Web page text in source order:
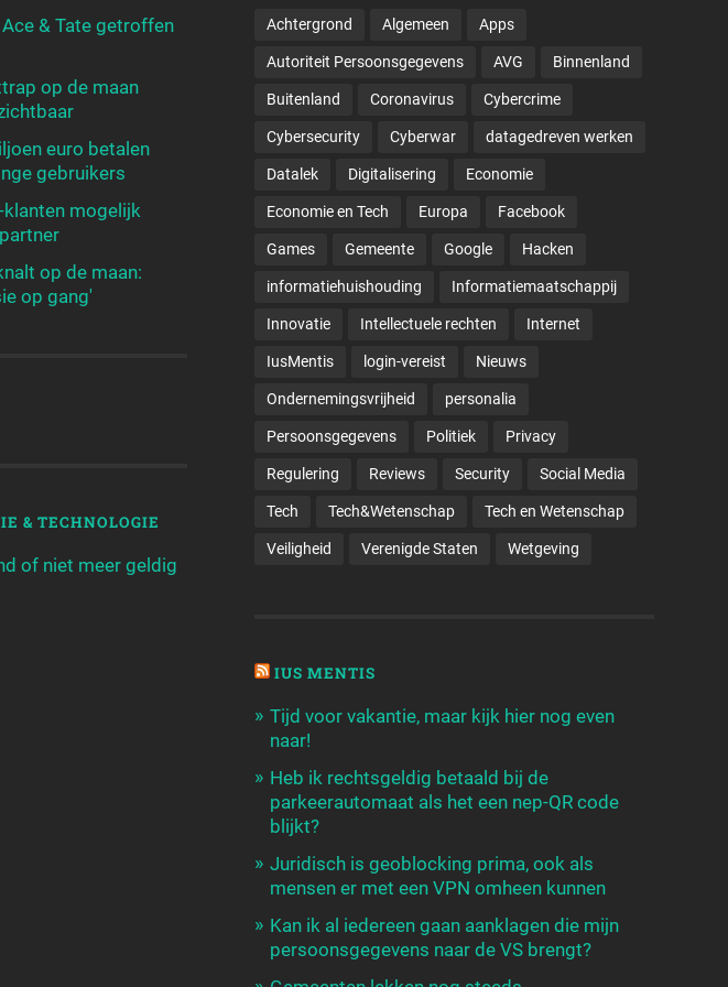
& Tate getroffen
op de maan
euro betalen
gebruikers
klanten mogelijk
op de maan:
op gang'
& TECHNOLOGIE
of niet meer geldig
Achtergrond Algemeen Apps
Autoriteit Persoonsgegevens AVG Binnenland
Buitenland Coronavirus Cybercrime
Cybersecurity Cyberwar datagedreven werken
Datalek Digitalisering Economie
Economie en Tech Europa Facebook
Games Gemeente Google Hacken
informatiehuishouding Informatiemaatschappij
Innovatie Intellectuele rechten Internet
IusMentis login-vereist Nieuws
Ondernemingsvrijheid personalia
Persoonsgegevens Politiek Privacy
Regulering Reviews Security Social Media
Tech Tech&Wetenschap Tech en Wetenschap
Veiligheid Verenigde Staten Wetgeving
IUS MENTIS
Tijd voor vakantie, maar kijk hier nog even
naar!
Heb ik rechtsgeldig betaald bij de
parkeerautomaat als het een nep-QR code
blijkt?
Juridisch is geoblocking prima, ook als
mensen er met een VPN omheen kunnen
Kan ik al iedereen gaan aanklagen die mijn
persoonsgegevens naar de VS brengt?